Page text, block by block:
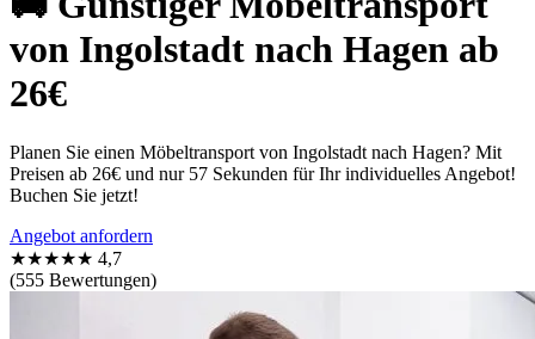
von Ingolstadt nach Hagen ab
26€
Planen Sie einen Möbeltransport von Ingolstadt nach Hagen? Mit
Preisen ab 26€ und nur 57 Sekunden für Ihr individuelles Angebot!
Buchen Sie jetzt!
Angebot anfordern
★★★★★ 4,7
(555 Bewertungen)